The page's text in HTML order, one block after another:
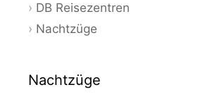
DB Reisezentren
Nachtzüge
Nachtzüge